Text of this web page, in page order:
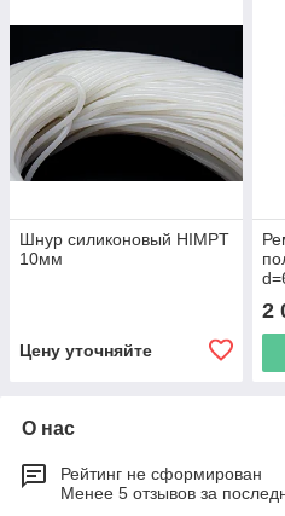
Шнур силиконовый HIMPT
10мм
Цену уточняйте
2
О нас
Рейтинг не сформирован
Менее 5 отзывов за